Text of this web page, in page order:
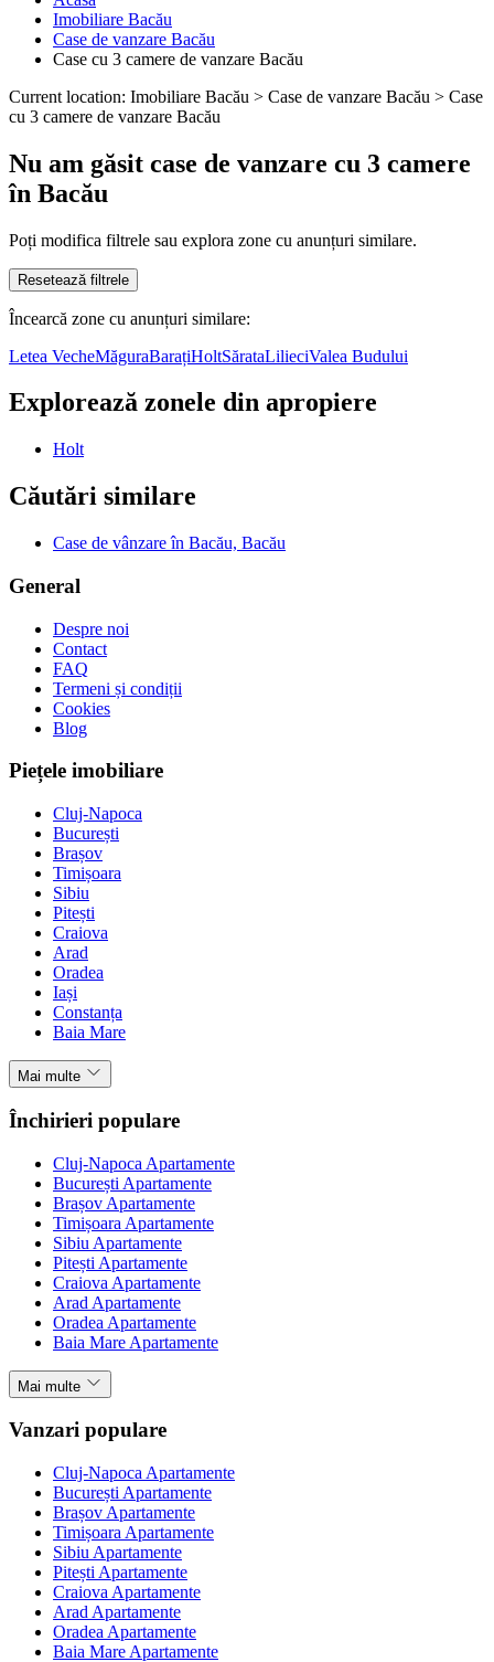
Imobiliare Bacău
Case de vanzare Bacău
Case cu 3 camere de vanzare Bacău
Current location: Imobiliare Bacău > Case de vanzare Bacău > Case
cu 3 camere de vanzare Bacău
Nu am găsit case de vanzare cu 3 camere
în Bacău
Poți modifica filtrele sau explora zone cu anunțuri similare.
Resetează filtrele
Încearcă zone cu anunțuri similare:
Letea VecheMăguraBarațiHoltSărataLilieciValea Budului
Explorează zonele din apropiere
Holt
Căutări similare
Case de vânzare în Bacău, Bacău
General
Despre noi
Contact
FAQ
Termeni și condiții
Cookies
Blog
Piețele imobiliare
Cluj-Napoca
București
Brașov
Timișoara
Sibiu
Pitești
Craiova
Arad
Oradea
Iași
Constanța
Baia Mare
Mai multe
Închirieri populare
Cluj-Napoca Apartamente
București Apartamente
Brașov Apartamente
Timișoara Apartamente
Sibiu Apartamente
Pitești Apartamente
Craiova Apartamente
Arad Apartamente
Oradea Apartamente
Baia Mare Apartamente
Mai multe
Vanzari populare
Cluj-Napoca Apartamente
București Apartamente
Brașov Apartamente
Timișoara Apartamente
Sibiu Apartamente
Pitești Apartamente
Craiova Apartamente
Arad Apartamente
Oradea Apartamente
Baia Mare Apartamente